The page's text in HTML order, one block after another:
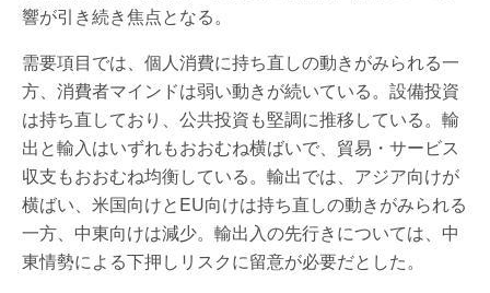
響が引き続き焦点となる。
需要項目では、個人消費に持ち直しの動きがみられる一
方、消費者マインドは弱い動きが続いている。設備投資
は持ち直しており、公共投資も堅調に推移している。輸
出と輸入はいずれもおおむね横ばいで、貿易・サービス
収支もおおむね均衡している。輸出では、アジア向けが
横ばい、米国向けとEU向けは持ち直しの動きがみられる
一方、中東向けは減少。輸出入の先行きについては、中
東情勢による下押しリスクに留意が必要だとした。